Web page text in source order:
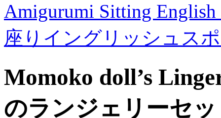
Amigurumi Sitting
座りイングリッシュス
Momoko doll’s
のランジェリーセ